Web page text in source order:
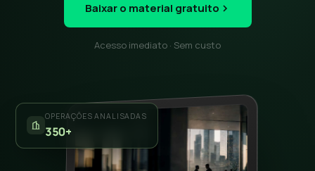
Baixar o material gratuito
Acesso imediato · Sem custo
OPERAÇÕES ANALISADAS
350+